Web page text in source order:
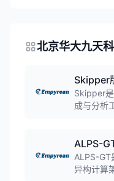
北京华大九天
Skipper
Skipper
成与分析
瑞萨电子
图集成和
ALPS-
ALPS-GT
异构计算